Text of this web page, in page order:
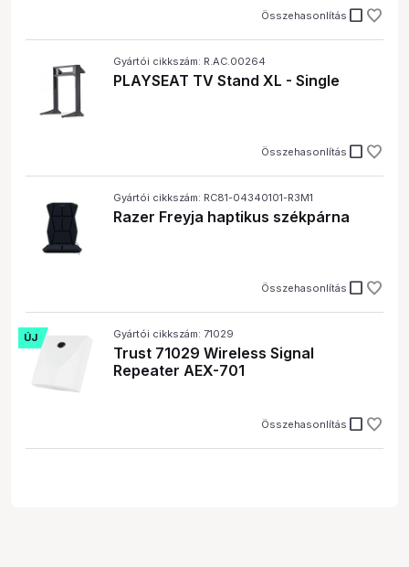
Összehasonlítás check_box_outline_blank
Gyártói cikkszám: R.AC.00264
PLAYSEAT TV Stand XL - Single
Összehasonlítás check_box_outline_blank
Gyártói cikkszám: RC81-04340101-R3M1
Razer Freyja haptikus székpárna
Összehasonlítás check_box_outline_blank
ÚJ Gyártói cikkszám: 71029
Trust 71029 Wireless Signal
Repeater AEX-701
Összehasonlítás check_box_outline_blank